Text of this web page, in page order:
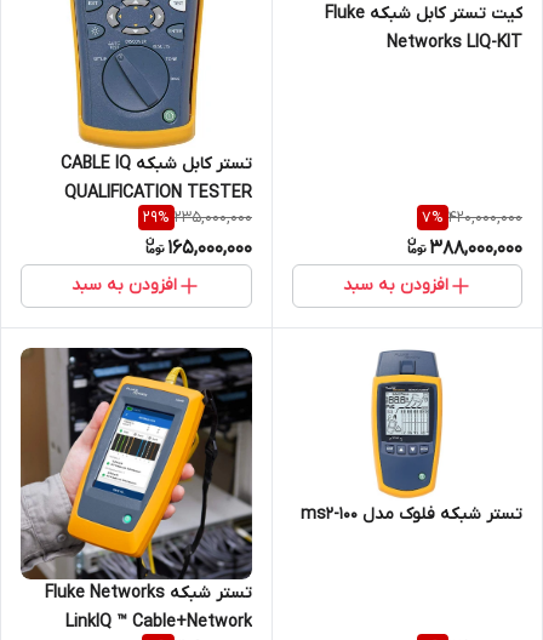
کیت تستر کابل شبکه Fluke
Networks LIQ-KIT
420,000,000
7%
388,000,000
افزودن به سبد
تستر کابل شبکه CABLE IQ
QUALIFICATION TESTER
235,000,000
29%
165,000,000
افزودن به سبد
تستر شبکه فلوک مدل ms2-100
تستر شبکه Fluke Networks
LinkIQ ™ Cable+Network